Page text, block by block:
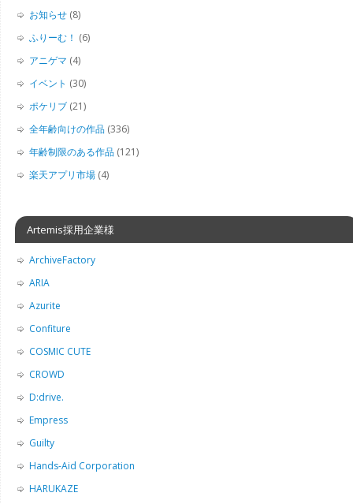
お知らせ (8)
ふりーむ！ (6)
アニゲマ (4)
イベント (30)
ポケリブ (21)
全年齢向けの作品 (336)
年齢制限のある作品 (121)
楽天アプリ市場 (4)
Artemis採用企業様
ArchiveFactory
ARIA
Azurite
Confiture
COSMIC CUTE
CROWD
D:drive.
Empress
Guilty
Hands-Aid Corporation
HARUKAZE